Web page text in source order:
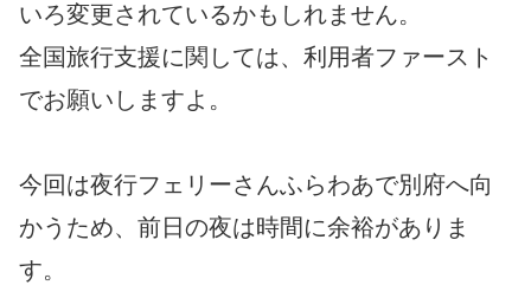
いろ変更されているかもしれません。
全国旅行支援に関しては、利用者ファースト
でお願いしますよ。
今回は夜行フェリーさんふらわあで別府へ向
かうため、前日の夜は時間に余裕がありま
す。